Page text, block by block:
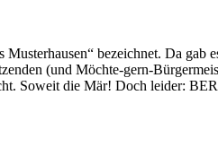
bezeichnet. Da gab
(und Möchte-gern-
Soweit die Mär! Doch leider: